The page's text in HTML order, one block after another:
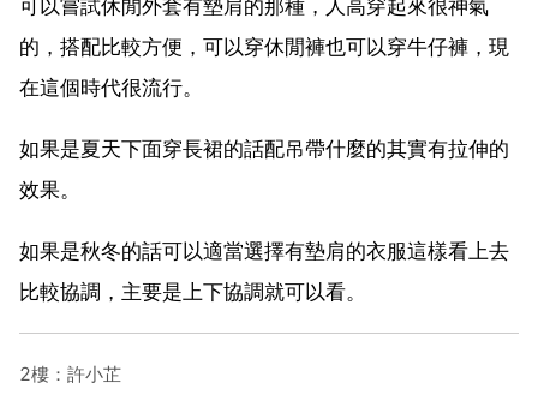
可以嘗試休閒外套有墊肩的那種，人高穿起來很神氣
的，搭配比較方便，可以穿休閒褲也可以穿牛仔褲，現
在這個時代很流行。
如果是夏天下面穿長裙的話配吊帶什麼的其實有拉伸的
效果。
如果是秋冬的話可以適當選擇有墊肩的衣服這樣看上去
比較協調，主要是上下協調就可以看。
2樓：許小芷